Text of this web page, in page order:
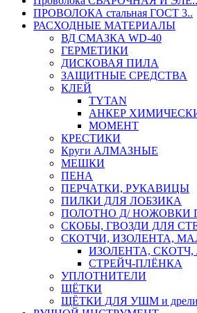
ПРОВОЛОКА стальная ГОСТ 3..
РАСХОДНЫЕ МАТЕРИАЛЫ
ВД СМАЗКА WD-40
ГЕРМЕТИКИ
ДИСКОВАЯ ПИЛА
ЗАЩИТНЫЕ СРЕДСТВА
КЛЕЙ
TYTAN
АНКЕР
МОМЕНТ
КРЕСТИКИ
Круги АЛМАЗНЫЕ
МЕШКИ
ПЕНА
ПЕРЧАТКИ, РУКАВИЦЫ
ПИЛКИ ДЛЯ ЛОБЗИКА
ПОЛОТНО Д/ НОЖОВКИ
СКОБЫ, ГВОЗДИ ДЛЯ
СКОТЧИ, ИЗОЛЕНТА,
ИЗОЛЕНТА, СКОТЧ,
СТРЕЙЧ-ПЛЁНКА
УПЛОТНИТЕЛИ
ЩЁТКИ
ЩЁТКИ ДЛЯ УШМ и дрели